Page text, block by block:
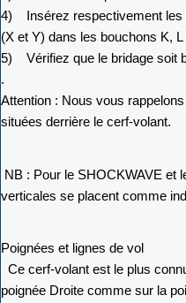
4) Insérez respectivement les
(X et Y) dans les bouchons K, L
5) Vérifiez que le bridage soit
.
Attention : Nous vous
situées derrière le cerf-volant.
NB : Pour le SHOCKWAVE et
verticales se placent comme
Poignées et lignes de vol
Ce cerf-volant est le plus
poignée Droite comme sur la